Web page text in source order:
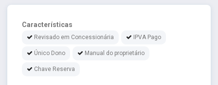
Características
Revisado em Concessionária IPVA Pago
Único Dono Manual do proprietário
Chave Reserva